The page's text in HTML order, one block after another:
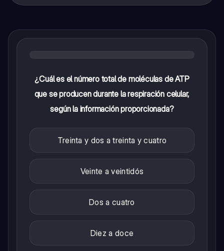
¿Cuál es el número total de moléculas de ATP
que se producen durante la respiración celular,
según la información proporcionada?
Treinta y dos a treinta y cuatro
Veinte a veintidós
Dos a cuatro
Diez a doce